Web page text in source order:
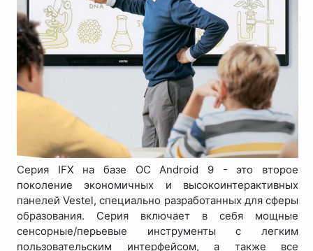
Серия IFX на базе ОС Android 9 - это второе
поколение экономичных и высокоинтерактивных
панелей Vestel, специально разработанных для сферы
образования. Серия включает в себя мощные
сенсорные/перьевые инструменты с легким
пользовательским интерфейсом, а также все